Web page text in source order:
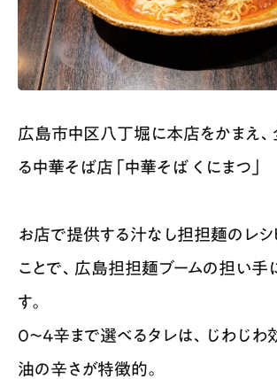
広島市中区八丁堀に本店をかまえ
る中華そば店「中華そば くにまつ」
お店で提供する汁なし担担麺のレシ
ことで、広島担担麺ブームの担い手
す。
0〜4辛まで選べるタレは、じわじわ
油の辛さが特徴的。